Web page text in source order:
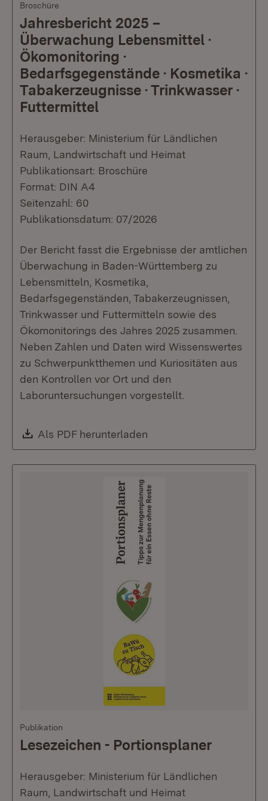
Broschüre
Jahresbericht 2025 –
Überwachung Lebensmittel ·
Ökomonitoring ·
Bedarfsgegenstände · Kosmetika ·
Tabakerzeugnisse · Trinkwasser ·
Futtermittel
Herausgeber: Ministerium für Ländlichen
Raum, Landwirtschaft und Heimat
Publikationsart: Broschüre
Format: DIN A4
Seitenzahl: 60
Publikationsdatum: 07/2026
Der Bericht fasst die Ergebnisse der amtlichen
Überwachung in Baden-Württemberg zu
Lebensmitteln, Kosmetika,
Bedarfsgegenständen, Tabakerzeugnissen,
Trinkwasser und Futtermitteln sowie des
Ökomonitorings des Jahres 2025 zusammen.
Neben Zahlen und Daten wird Wissenswertes
zu Schwerpunktthemen und Kuriositäten aus
den Kontrollen vor Ort und den
Laboruntersuchungen vorgestellt.
Download:
Als PDF herunterladen
Publikation
Lesezeichen - Portionsplaner
Herausgeber: Ministerium für Ländlichen
Raum, Landwirtschaft und Heimat